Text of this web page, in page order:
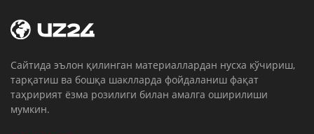
Cайтида эълон қилинган материаллардан нусха кўчириш,
тарқатиш ва бошқа шаклларда фойдаланиш фақат
таҳририят ёзма розилиги билан амалга оширилиши
мумкин.